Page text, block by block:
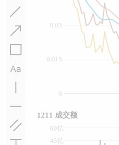
0
0.015
0.03
60亿
45亿
1211 成交额